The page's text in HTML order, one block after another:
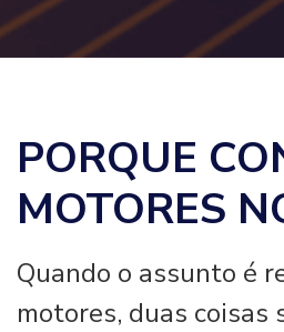
PORQUE
MOTORES
Quando o assunto é
motores, duas coisas